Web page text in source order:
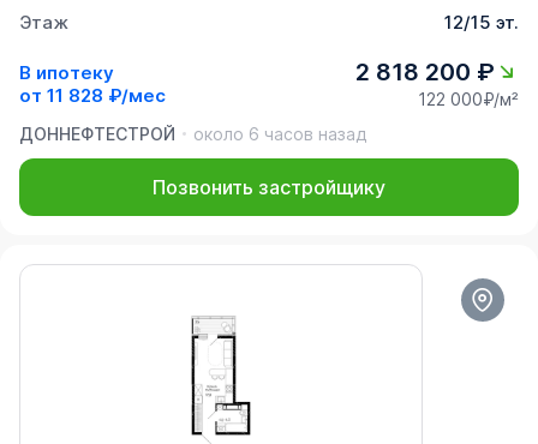
Этаж
12/15 эт.
В ипотеку
от 11 828 ₽/мес
2 818 200 ₽
122 000₽/м²
ДОННЕФТЕСТРОЙ
около 6 часов назад
Позвонить застройщику